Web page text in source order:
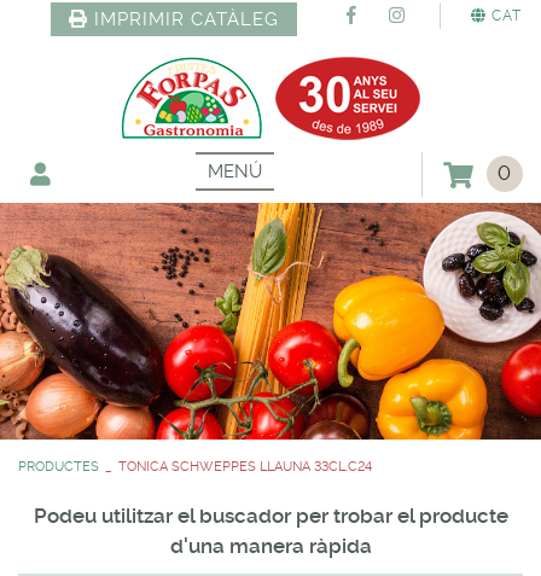
CAT
IMPRIMIR CATÀLEG
MENÚ 0
PRODUCTES TONICA SCHWEPPES LLAUNA 33CL.C24
Podeu utilitzar el buscador per trobar el producte
d'una manera ràpida